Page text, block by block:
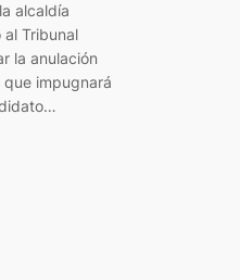
alcaldía
Tribunal
la anulación
impugnará